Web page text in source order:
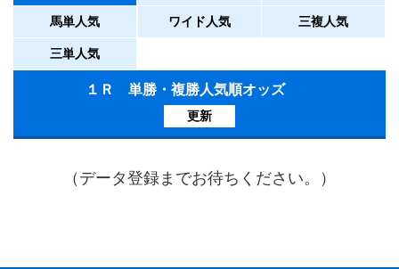
馬単人気 ワイド人気 三複人気
三単人気
１Ｒ 単勝・複勝人気順オッズ
更新
（データ登録までお待ちください。）